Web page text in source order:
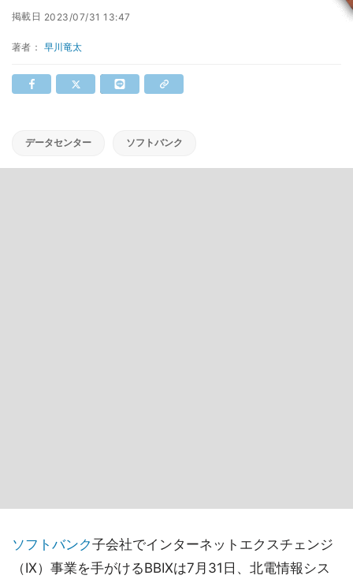
掲載日 2023/07/31 13:47
著者： 早川竜太
データセンター ソフトバンク
ソフトバンク子会社でインターネットエクスチェンジ
（IX）事業を手がけるBBIXは7月31日、北電情報シス